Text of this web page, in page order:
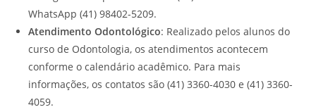
WhatsApp (41) 98402-5209.
Atendimento Odontológico: Realizado pelos alunos do
curso de Odontologia, os atendimentos acontecem
conforme o calendário acadêmico. Para mais
informações, os contatos são (41) 3360-4030 e (41) 3360-
4059.